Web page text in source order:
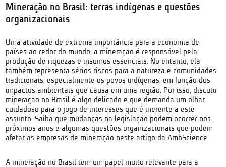
Mineração no Brasil: terras indígenas e questões
organizacionais
Uma atividade de extrema importância para a economia de
países ao redor do mundo, a mineração é responsável pela
produção de riquezas e insumos essenciais. No entanto, ela
também representa sérios riscos para a natureza e comunidades
tradicionais, especialmente os povos indígenas, em função dos
impactos ambientais que causa em uma região. Por isso, discutir
mineração no Brasil é algo delicado e que demanda um olhar
cuidadoso para o jogo de interesses que é inerente a este
assunto. Saiba que mudanças na legislação podem ocorrer nos
próximos anos e algumas questões organizacionais que podem
afetar as empresas de mineração neste artigo da AmbScience.
A mineração no Brasil tem um papel muito relevante para a